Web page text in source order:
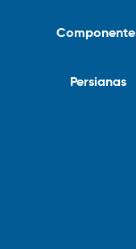
Persianas